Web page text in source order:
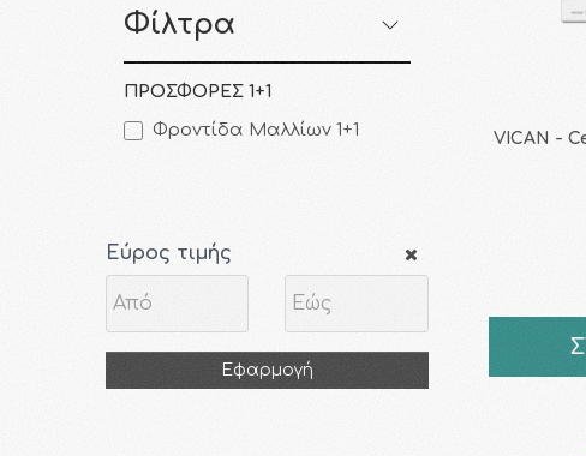
Φίλτρα
ΠΡΟΣΦΟΡΕΣ 1+1
Φροντίδα Μαλλίων 1+1
Εύρος τιμής
Εφαρμογή
VICAN -